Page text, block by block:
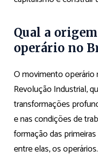
Qual a
operário no
O movimento operário
Revolução Industrial,
transformações
e nas condições de
formação das
entre elas, os operários.